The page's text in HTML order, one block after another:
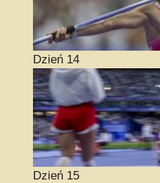
Dzień 14
Dzień 15